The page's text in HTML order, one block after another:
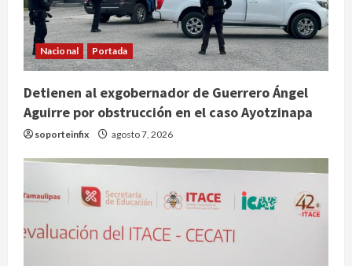
Nacional Portada
Detienen al exgobernador de Guerrero Ángel
Aguirre por obstrucción en el caso Ayotzinapa
soporteinfix agosto 7, 2026